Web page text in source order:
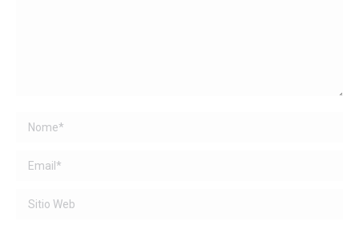
Name *
Email *
Sitio Web